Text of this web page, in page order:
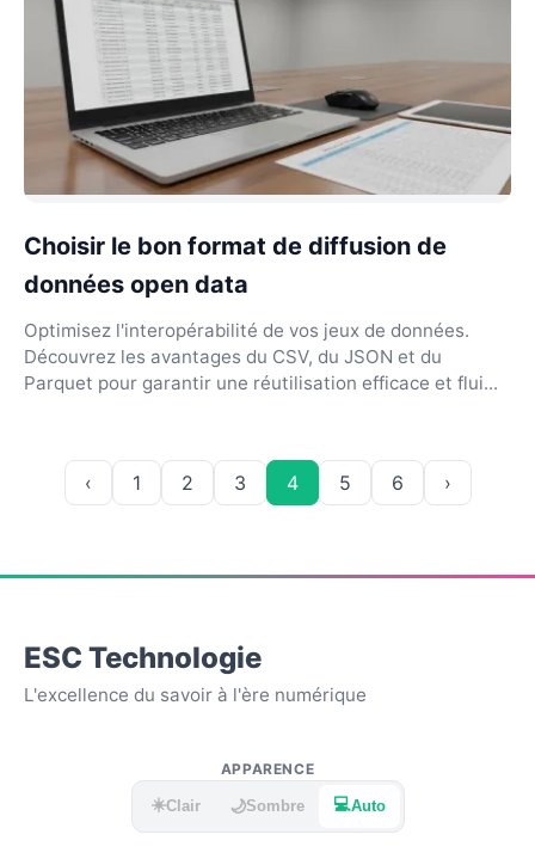
Choisir le bon format de diffusion de
données open data
Optimisez l'interopérabilité de vos jeux de données.
Découvrez les avantages du CSV, du JSON et du
Parquet pour garantir une réutilisation efficace et flui...
‹ 1 2 3 4 5 6 ›
ESC Technologie
L'excellence du savoir à l'ère numérique
APPARENCE
☀️Clair 🌙Sombre 💻Auto